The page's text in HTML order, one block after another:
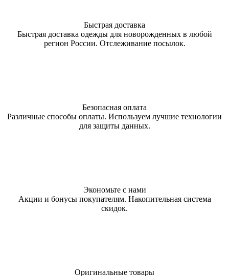
Быстрая доставка
Быстрая доставка одежды для новорожденных в любой
регион России. Отслеживание посылок.
Безопасная оплата
Различные способы оплаты. Используем лучшие технологии
для защиты данных.
Экономьте с нами
Акции и бонусы покупателям. Накопительная система
скидок.
Оригинальные товары